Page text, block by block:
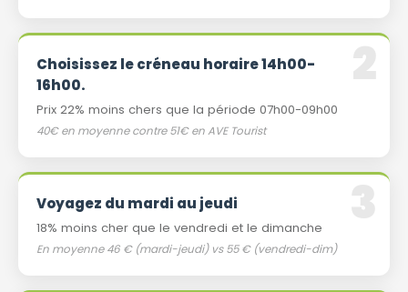
Choisissez le créneau horaire 14h00-
16h00.
Prix ​​22% moins chers que la période 07h00-09h00
40€ en moyenne contre 51€ en AVE Tourist
Voyagez du mardi au jeudi
18% moins cher que le vendredi et le dimanche
En moyenne 46 € (mardi-jeudi) vs 55 € (vendredi-dim)